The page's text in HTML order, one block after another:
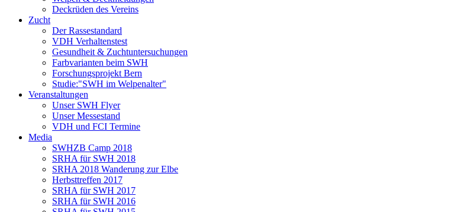
Deckrüden des Vereins
Zucht
Der Rassestandard
VDH Verhaltenstest
Gesundheit & Zuchtuntersuchungen
Farbvarianten beim SWH
Forschungsprojekt Bern
Studie:"SWH im Welpenalter"
Veranstaltungen
Unser SWH Flyer
Unser Messestand
VDH und FCI Termine
Media
SWHZB Camp 2018
SRHA für SWH 2018
SRHA 2018 Wanderung zur Elbe
Herbsttreffen 2017
SRHA für SWH 2017
SRHA für SWH 2016